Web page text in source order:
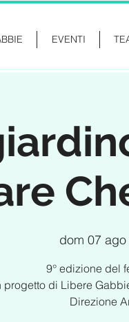
EVENTI
dom 07 ago
9° edizione del
progetto di Libere
Direzione